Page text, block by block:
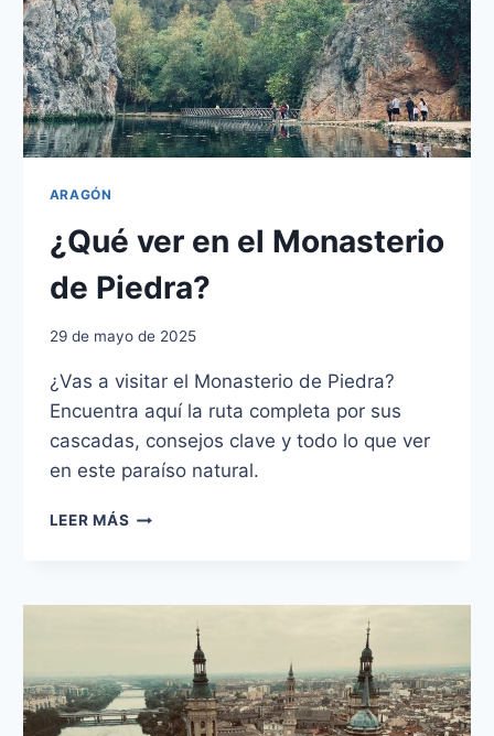
ARAGÓN
¿Qué ver en el Monasterio
de Piedra?
29 de mayo de 2025
¿Vas a visitar el Monasterio de Piedra?
Encuentra aquí la ruta completa por sus
cascadas, consejos clave y todo lo que ver
en este paraíso natural.
LEER MÁS ¿QUÉ
MONASTERIO
PIEDRA?